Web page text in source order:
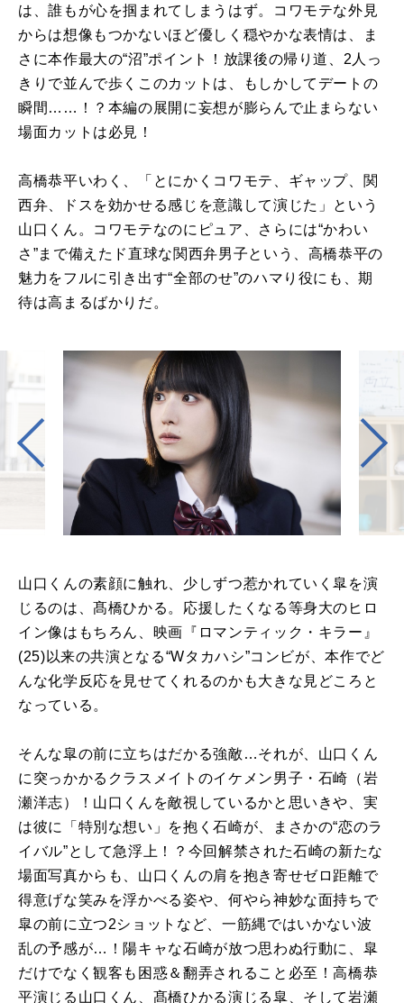
は、誰もが心を掴まれてしまうはず。コワモテな外見
からは想像もつかないほど優しく穏やかな表情は、ま
さに本作最大の“沼”ポイント！放課後の帰り道、2人っ
きりで並んで歩くこのカットは、もしかしてデートの
瞬間……！？本編の展開に妄想が膨らんで止まらない
場面カットは必見！
高橋恭平いわく、「とにかくコワモテ、ギャップ、関
西弁、ドスを効かせる感じを意識して演じた」という
山口くん。コワモテなのにピュア、さらには“かわい
さ”まで備えたド直球な関西弁男子という、高橋恭平の
魅力をフルに引き出す“全部のせ”のハマり役にも、期
待は高まるばかりだ。
山口くんの素顔に触れ、少しずつ惹かれていく皐を演
じるのは、髙橋ひかる。応援したくなる等身大のヒロ
イン像はもちろん、映画『ロマンティック・キラー』
(25)以来の共演となる“Wタカハシ”コンビが、本作でど
んな化学反応を見せてくれるのかも大きな見どころと
なっている。
そんな皐の前に立ちはだかる強敵…それが、山口くん
に突っかかるクラスメイトのイケメン男子・石崎（岩
瀬洋志）！山口くんを敵視しているかと思いきや、実
は彼に「特別な想い」を抱く石崎が、まさかの“恋のラ
イバル”として急浮上！？今回解禁された石崎の新たな
場面写真からも、山口くんの肩を抱き寄せゼロ距離で
得意げな笑みを浮かべる姿や、何やら神妙な面持ちで
皐の前に立つ2ショットなど、一筋縄ではいかない波
乱の予感が…！陽キャな石崎が放つ思わぬ行動に、皐
だけでなく観客も困惑＆翻弄されること必至！高橋恭
平演じる山口くん、髙橋ひかる演じる皐、そして岩瀬